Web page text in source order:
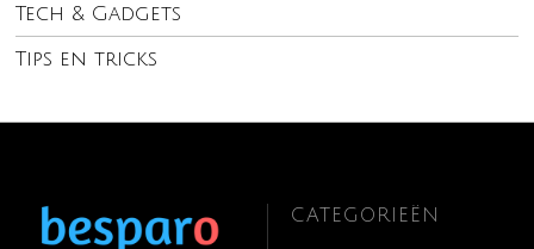
Tech & Gadgets
Tips en tricks
CATEGORIEËN